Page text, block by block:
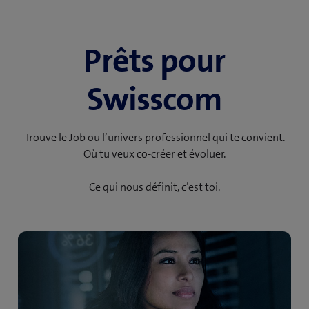
Prêts pour
Swisscom
Trouve le Job ou l’univers professionnel qui te convient.
Où tu veux co-créer et évoluer.
Ce qui nous définit, c’est toi.